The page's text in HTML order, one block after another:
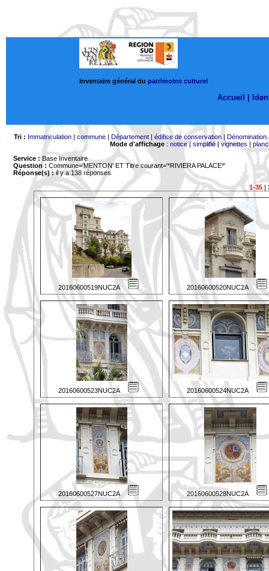
Inventaire général du patrimoine culturel
Accueil |
Tri : Immatriculation| commune| Département| édifice de conservation| Dénomination
Mode d'affichage: notice| simplifié|vignettes |
Service : Base Inventaire
Question : Commune='MENTON' ET Titre courant='*RIVIERA PALACE*'
Réponse(s) :il y a 138 réponses
1-35|
20160600519NUC2A 20160600520NUC2A
20160600523NUC2A 20160600524NUC2A
20160600527NUC2A 20160600528NUC2A